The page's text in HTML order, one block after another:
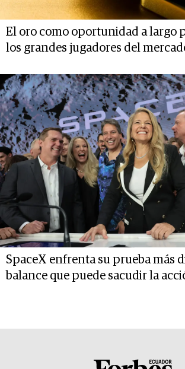
El oro como oportunidad a largo
los grandes jugadores del
SpaceX enfrenta su prueba más
balance que puede sacudir la